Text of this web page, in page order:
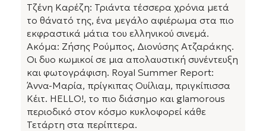
Τζένη Καρέζη: Τριάντα τέσσερα χρόνια μετά
το θάνατό της, ένα μεγάλο αφιέρωμα στα πιο
εκφραστικά μάτια του ελληνικού σινεμά.
Ακόμα: Ζήσης Ρούμπος, Διονύσης Ατζαράκης.
Οι δυο κωμικοί σε μια απολαυστική συνέντευξη
και φωτογράφιση. Royal Summer Report:
Άννα-Μαρία, πρίγκιπας Ουίλιαμ, πριγκίπισσα
Κέιτ. HELLO!, το πιο διάσημο και glamorous
περιοδικό στον κόσμο κυκλοφορεί κάθε
Τετάρτη στα περίπτερα.